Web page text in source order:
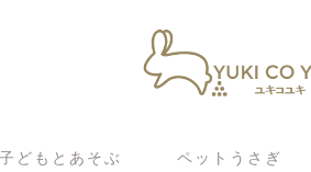
どもとあそぶ ペットうさぎ